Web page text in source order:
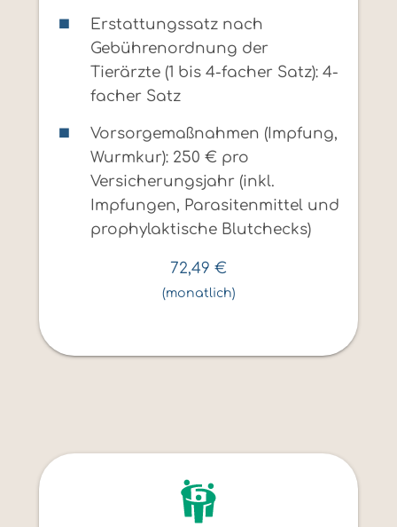
Erstattungssatz nach
Gebührenordnung der
Tierärzte (1 bis 4-facher Satz): 4-
facher Satz
Vorsorgemaßnahmen (Impfung,
Wurmkur): 250 € pro
Versicherungsjahr (inkl.
Impfungen, Parasitenmittel und
prophylaktische Blutchecks)
72,49 €
(monatlich)